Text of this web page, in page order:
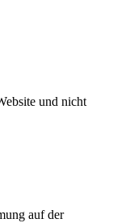
und nicht
auf der